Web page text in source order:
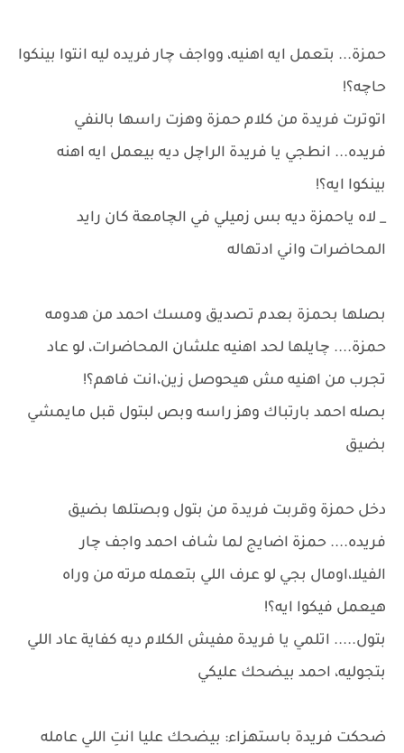
حمزة... بتعمل ايه اهنيه، وواجف چار فريده ليه انتوا بينكوا
حاچه؟!
اتوترت فريدة من كلام حمزة وهزت راسها بالنفي
فريده... انطجي يا فريدة الراچل ديه بيعمل ايه اهنه
بينكوا ايه؟!
_ لاه ياحمزة ديه بس زميلي في الچامعة كان رايد
المحاضرات واني ادتهاله
بصلها بحمزة بعدم تصديق ومسك احمد من هدومه
حمزة.... چايلها لحد اهنيه علشان المحاضرات، لو عاد
تجرب من اهنيه مش هيحوصل زين،انت فاهم؟!
بصله احمد بارتباك وهز راسه وبص لبتول قبل مايمشي
بضيق
دخل حمزة وقربت فريدة من بتول وبصتلها بضيق
فريده.... حمزة اضايج لما شاف احمد واجف چار
الفيلا،اومال بجي لو عرف اللي بتعمله مرته من وراه
هيعمل فيكوا ايه؟!
بتول..... اتلمي يا فريدة مفيش الكلام ديه كفاية عاد اللي
بتجوليه، احمد بيضحك عليكي
ضحكت فريدة باستهزاء: بيضحك عليا انتِ اللي عامله